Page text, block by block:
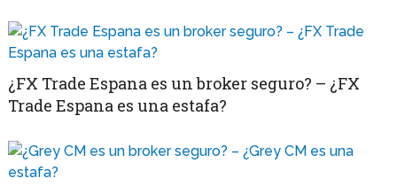
¿FX Trade Espana es un broker seguro? – ¿FX
Trade Espana es una estafa?